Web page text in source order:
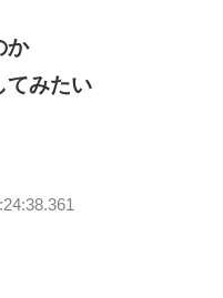
か
てみたい